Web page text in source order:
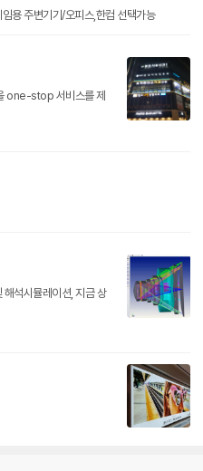
용 주변기기/오피스,한컴 선택가능
one-stop 서비스를 제
석시뮬레이션, 지금 상